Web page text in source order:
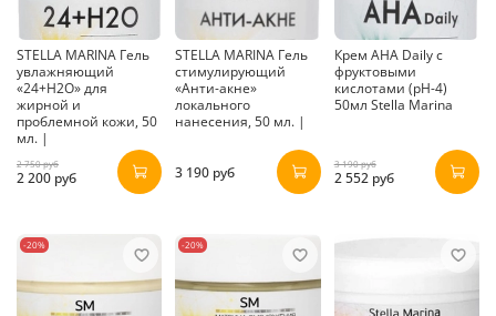
STELLA MARINA Гель
увлажняющий
«24+Н2О» для
жирной и
проблемной кожи, 50
мл. |
2 750 руб
2 200 руб
STELLA MARINA Гель
стимулирующий
«Анти-акне»
локального
нанесения, 50 мл. |
3 190 руб
Крем AHA Daily с
фруктовыми
кислотами (pH-4)
50мл Stella Marina
3 190 руб
2 552 руб
-20% -20%